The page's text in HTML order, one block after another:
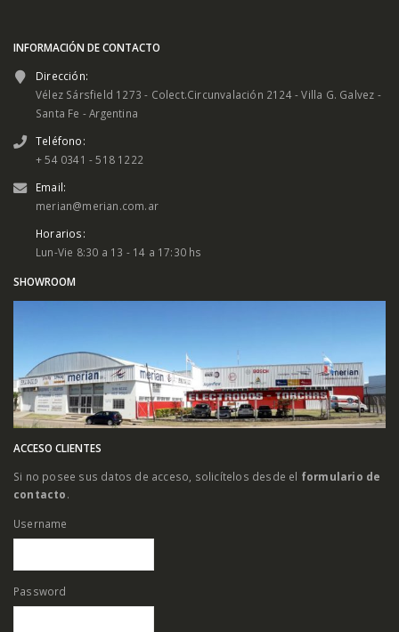
INFORMACIÓN DE CONTACTO
Dirección:
Vélez Sársfield 1273 - Colect.Circunvalación 2124 - Villa G. Galvez -
Santa Fe - Argentina
Teléfono:
+ 54 0341 - 518 1222
Email:
merian@merian.com.ar
Horarios:
Lun-Vie 8:30 a 13 - 14 a 17:30 hs
SHOWROOM
ACCESO CLIENTES
Si no posee sus datos de acceso, solicítelos desde el formulario de
contacto.
Username
Password